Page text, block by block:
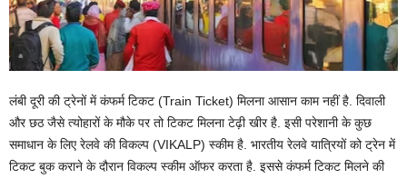
लंबी दूरी की ट्रेनों में कंफर्म टिकट (Train Ticket) मिलना आसान काम नहीं है. दिवाली
और छठ जैसे त्योहारों के मौके पर तो टिकट मिलना टेढ़ी खीर है. इसी परेशानी के कुछ
समाधान के लिए रेलवे की विकल्प (VIKALP) स्कीम है. भारतीय रेलवे यात्रियों को ट्रेन में
टिकट बुक कराने के दौरान विकल्प स्कीम ऑफर करता है. इससे कंफर्म टिकट मिलने की